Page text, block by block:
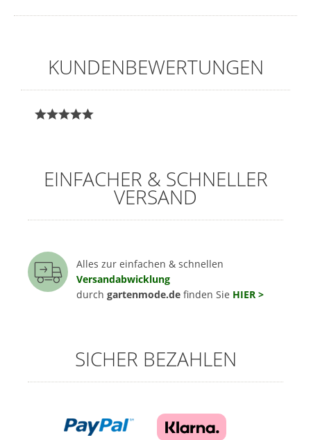
KUNDENBEWERTUNGEN
EINFACHER & SCHNELLER
VERSAND
Alles zur einfachen & schnellen
Versandabwicklung
durch gartenmode.de finden Sie HIER >
SICHER BEZAHLEN